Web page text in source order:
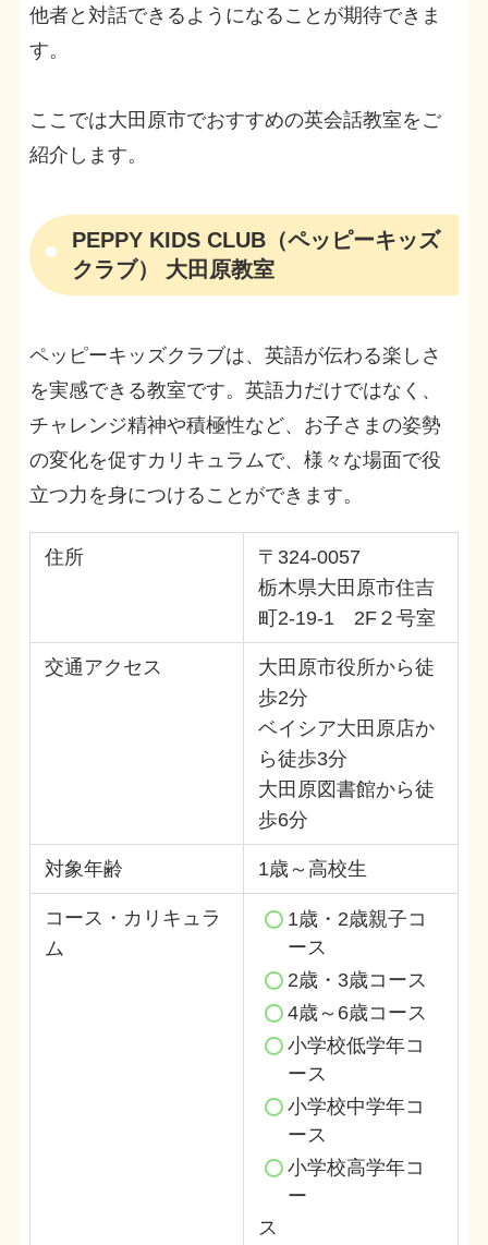
他者と対話できるようになることが期待できま
す。
ここでは大田原市でおすすめの英会話教室をご
紹介します。
PEPPY KIDS CLUB（ペッピーキッズ
クラブ） 大田原教室
ペッピーキッズクラブは、英語が伝わる楽しさ
を実感できる教室です。英語力だけではなく、
チャレンジ精神や積極性など、お子さまの姿勢
の変化を促すカリキュラムで、様々な場面で役
立つ力を身につけることができます。
住所
〒324-0057
栃木県大田原市住吉
町2-19-1 2F２号室
交通アクセス
大田原市役所から徒
歩2分
ベイシア大田原店か
ら徒歩3分
大田原図書館から徒
歩6分
対象年齢 1歳～高校生
コース・カリキュラ
ム
1歳・2歳親子コ
ース
2歳・3歳コース
4歳～6歳コース
小学校低学年コ
ース
小学校中学年コ
ース
小学校高学年コ
ー
ス